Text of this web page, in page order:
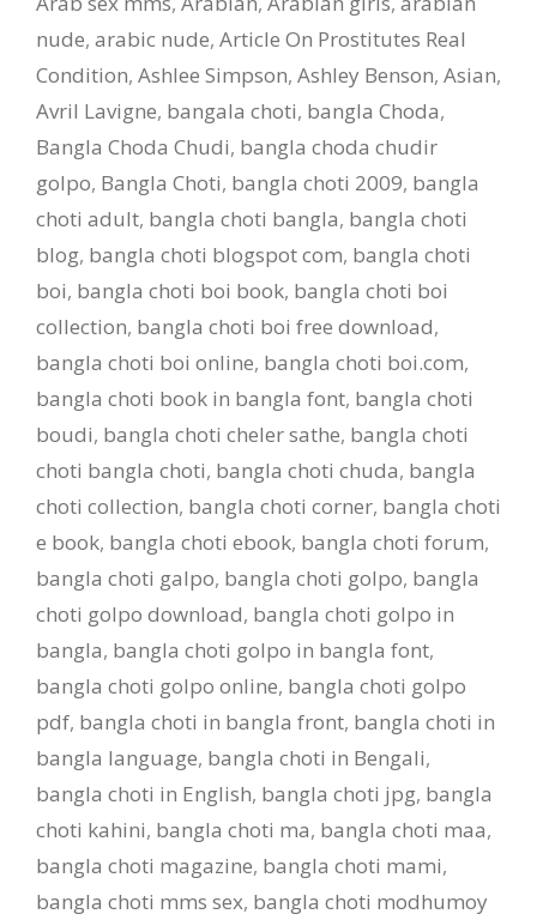
nude, arabic nude, Article On Prostitutes Real
Condition, Ashlee Simpson, Ashley Benson, Asian,
Avril Lavigne, bangala choti, bangla Choda,
Bangla Choda Chudi, bangla choda chudir
golpo, Bangla Choti, bangla choti 2009, bangla
choti adult, bangla choti bangla, bangla choti
blog, bangla choti blogspot com, bangla choti
boi, bangla choti boi book, bangla choti boi
collection, bangla choti boi free download,
bangla choti boi online, bangla choti boi.com,
bangla choti book in bangla font, bangla choti
boudi, bangla choti cheler sathe, bangla choti
choti bangla choti, bangla choti chuda, bangla
choti collection, bangla choti corner, bangla choti
e book, bangla choti ebook, bangla choti forum,
bangla choti galpo, bangla choti golpo, bangla
choti golpo download, bangla choti golpo in
bangla, bangla choti golpo in bangla font,
bangla choti golpo online, bangla choti golpo
pdf, bangla choti in bangla front, bangla choti in
bangla language, bangla choti in Bengali,
bangla choti in English, bangla choti jpg, bangla
choti kahini, bangla choti ma, bangla choti maa,
bangla choti magazine, bangla choti mami,
bangla choti mms sex, bangla choti modhumoy